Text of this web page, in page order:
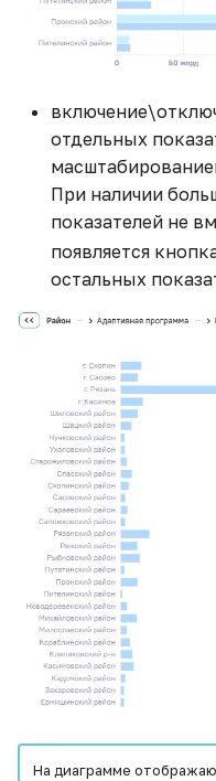
отдельных
При наличии
показателей не
появляется
остальных
На диаграмме